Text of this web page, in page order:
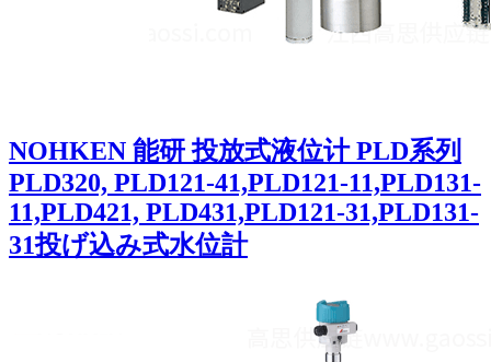
NOHKEN 能研 投放式液位计 PLD系列
PLD320, PLD121-41,PLD121-11,PLD131-
11,PLD421, PLD431,PLD121-31,PLD131-
31投げ込み式水位計